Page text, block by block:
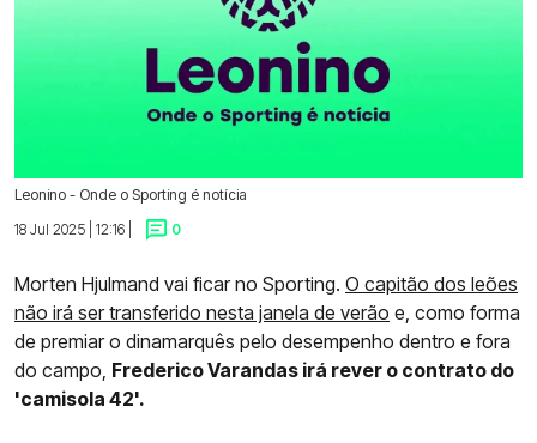
Leonino - Onde o Sporting é notícia
18 Jul 2025 | 12:16 |
0
Morten Hjulmand vai ficar no Sporting. O capitão dos leões
não irá ser transferido nesta janela de verão e, como forma
de premiar o dinamarquês pelo desempenho dentro e fora
do campo, Frederico Varandas irá rever o contrato do
'camisola 42'.